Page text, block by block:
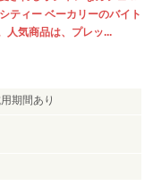
ティー ベーカリーのバイト
人気商品は、プレッ...
期間あり